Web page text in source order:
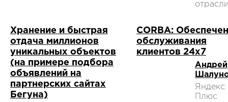
Хранение и быстрая
отдача миллионов
уникальных объектов
(на примере подбора
объявлений на
партнерских сайтах
Бегуна)
CORBA:
обслуживания
клиентов 24x7
Андрей
Яндекс
Плюс